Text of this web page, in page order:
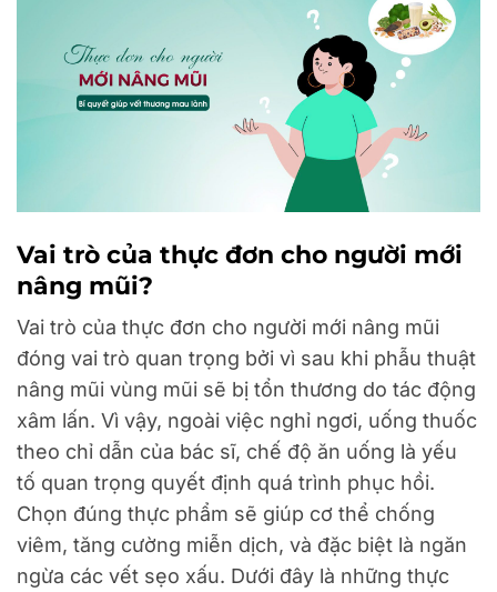
Vai trò của thực đơn cho người mới
nâng mũi?
Vai trò của thực đơn cho người mới nâng mũi
đóng vai trò quan trọng bởi vì sau khi phẫu thuật
nâng mũi vùng mũi sẽ bị tổn thương do tác động
xâm lấn. Vì vậy, ngoài việc nghỉ ngơi, uống thuốc
theo chỉ dẫn của bác sĩ, chế độ ăn uống là yếu
tố quan trọng quyết định quá trình phục hồi.
Chọn đúng thực phẩm sẽ giúp cơ thể chống
viêm, tăng cường miễn dịch, và đặc biệt là ngăn
ngừa các vết sẹo xấu. Dưới đây là những thực